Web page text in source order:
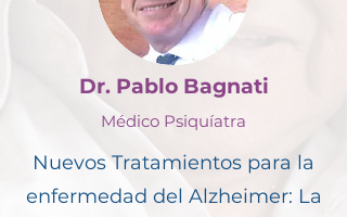
Dr. Pablo Bagnati
Médico Psiquíatra
Nuevos Tratamientos para la
enfermedad del Alzheimer: La